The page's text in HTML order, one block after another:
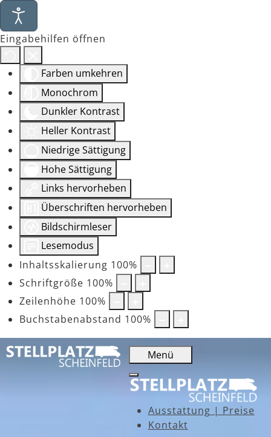
Eingabehilfen öffnen
Farben umkehren
Monochrom
Dunkler Kontrast
Heller Kontrast
Niedrige Sättigung
Hohe Sättigung
Links hervorheben
Überschriften hervorheben
Bildschirmleser
Lesemodus
Inhaltsskalierung 100%
Schriftgröße 100%
Zeilenhöhe 100%
Buchstabenabstand 100%
Menü
Ausstattung | Preise
Kontakt